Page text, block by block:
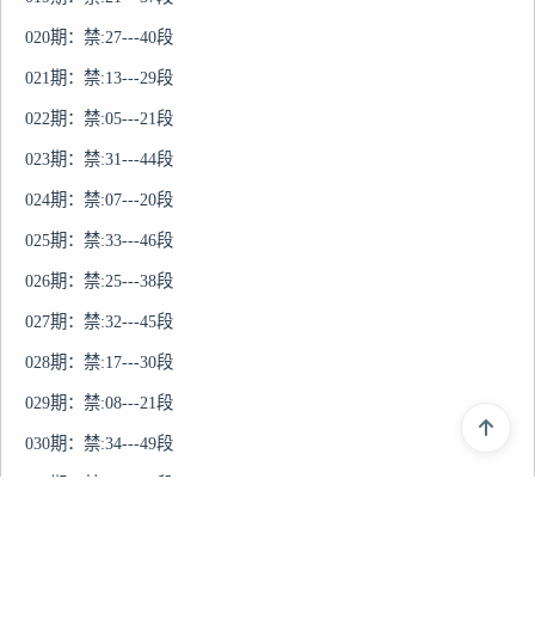
020期：禁:27---40段
021期：禁:13---29段
022期：禁:05---21段
023期：禁:31---44段
024期：禁:07---20段
025期：禁:33---46段
026期：禁:25---38段
027期：禁:32---45段
028期：禁:17---30段
029期：禁:08---21段
030期：禁:34---49段